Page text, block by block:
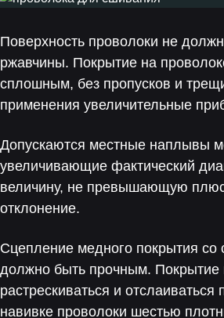
Поверхность проволоки не
ржавчины. Покрытие на
сплошным, без пропусков и
применения увеличительные
Допускаются местные наплывы
увеличивающие фактический
величину, не превышающую
отклонение.
Сцепление медного покрытия со
должно быть прочным. Покрытие
растрескиваться и отслаиваться
навивке проволоки шестью